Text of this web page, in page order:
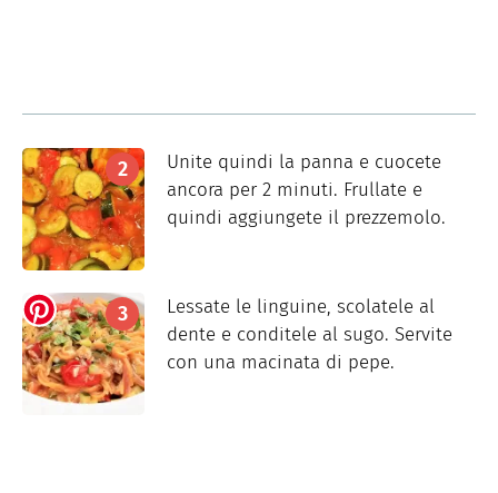
Unite quindi la panna e cuocete
ancora per 2 minuti. Frullate e
quindi aggiungete il prezzemolo.
Lessate le linguine, scolatele al
dente e conditele al sugo. Servite
con una macinata di pepe.